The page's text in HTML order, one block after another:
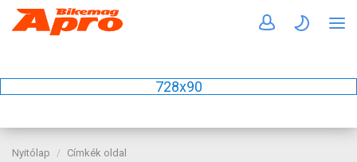
728x90
Nyitólap Címkék oldal